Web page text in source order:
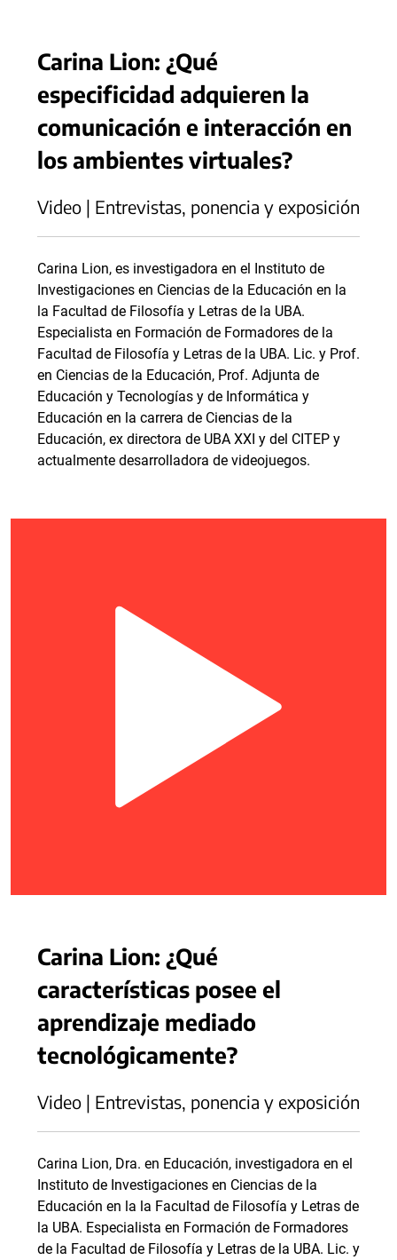
Carina Lion: ¿Qué
especificidad adquieren la
comunicación e interacción en
los ambientes virtuales?
Video | Entrevistas, ponencia y exposición
Carina Lion, es investigadora en el Instituto de
Investigaciones en Ciencias de la Educación en la
la Facultad de Filosofía y Letras de la UBA.
Especialista en Formación de Formadores de la
Facultad de Filosofía y Letras de la UBA. Lic. y Prof.
en Ciencias de la Educación, Prof. Adjunta de
Educación y Tecnologías y de Informática y
Educación en la carrera de Ciencias de la
Educación, ex directora de UBA XXI y del CITEP y
actualmente desarrolladora de videojuegos.
Carina Lion: ¿Qué
características posee el
aprendizaje mediado
tecnológicamente?
Video | Entrevistas, ponencia y exposición
Carina Lion, Dra. en Educación, investigadora en el
Instituto de Investigaciones en Ciencias de la
Educación en la la Facultad de Filosofía y Letras de
la UBA. Especialista en Formación de Formadores
de la Facultad de Filosofía y Letras de la UBA. Lic. y